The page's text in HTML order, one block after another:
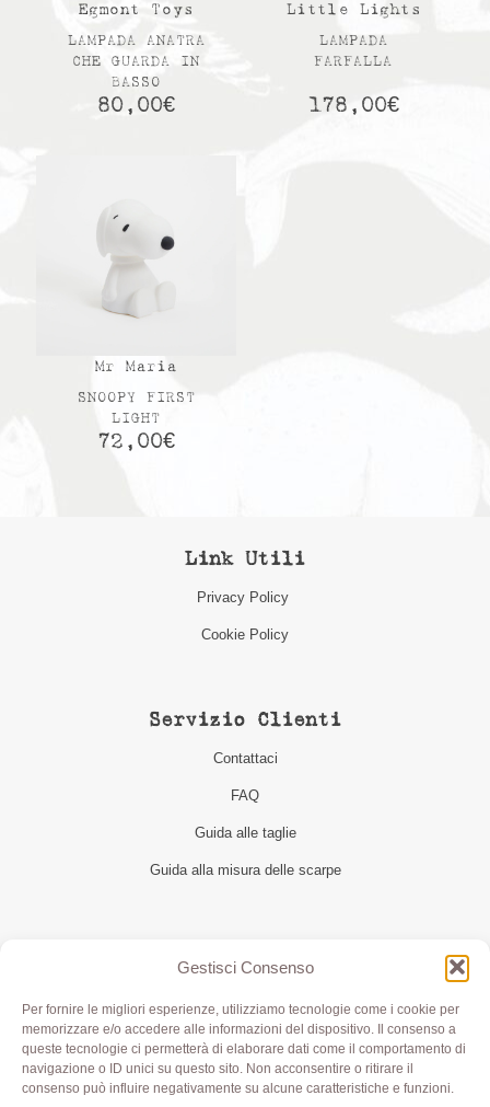
Gestisci Consenso
Per fornire le migliori esperienze, utilizziamo tecnologie come i cookie per
memorizzare e/o accedere alle informazioni del dispositivo. Il consenso a
queste tecnologie ci permetterà di elaborare dati come il comportamento di
navigazione o ID unici su questo sito. Non acconsentire o ritirare il
consenso può influire negativamente su alcune caratteristiche e funzioni.
Egmont Toys
LAMPADA ANATRA
CHE GUARDA IN
BASSO
80,00€
Little Lights
LAMPADA
FARFALLA
178,00€
Mr Maria
SNOOPY FIRST
LIGHT
72,00€
Link Utili
Privacy Policy
Cookie Policy
Servizio Clienti
Contattaci
FAQ
Guida alle taglie
Guida alla misura delle scarpe
Seguici